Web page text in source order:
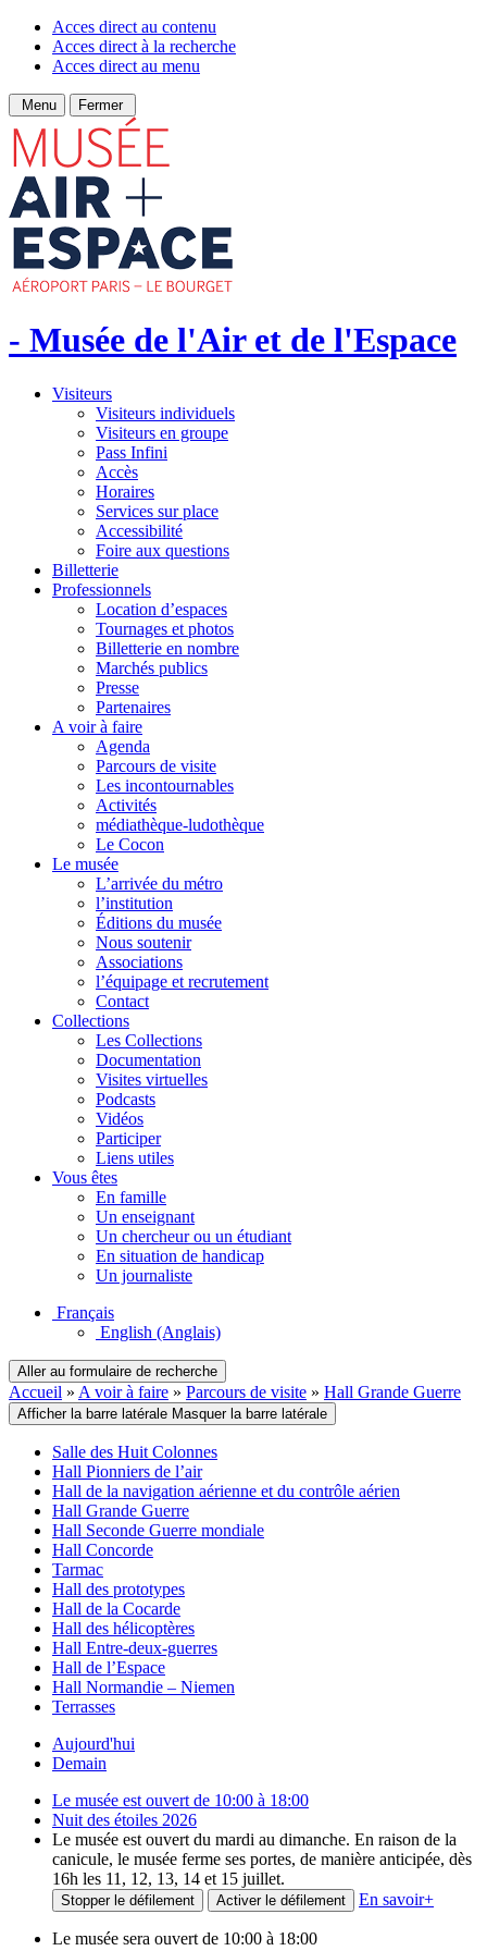
Acces direct au contenu
Acces direct à la recherche
Acces direct au menu
Menu Fermer
- Musée de l'Air et de l'Espace
Visiteurs
Visiteurs individuels
Visiteurs en groupe
Pass Infini
Accès
Horaires
Services sur place
Accessibilité
Foire aux questions
Billetterie
Professionnels
Location d’espaces
Tournages et photos
Billetterie en nombre
Marchés publics
Presse
Partenaires
A voir à faire
Agenda
Parcours de visite
Les incontournables
Activités
médiathèque-ludothèque
Le Cocon
Le musée
L’arrivée du métro
l’institution
Éditions du musée
Nous soutenir
Associations
l’équipage et recrutement
Contact
Collections
Les Collections
Documentation
Visites virtuelles
Podcasts
Vidéos
Participer
Liens utiles
Vous êtes
En famille
Un enseignant
Un chercheur ou un étudiant
En situation de handicap
Un journaliste
Français
English (Anglais)
Aller au formulaire de recherche
Accueil » A voir à faire » Parcours de visite » Hall Grande Guerre
Afficher la barre latérale Masquer la barre latérale
Salle des Huit Colonnes
Hall Pionniers de l’air
Hall de la navigation aérienne et du contrôle aérien
Hall Grande Guerre
Hall Seconde Guerre mondiale
Hall Concorde
Tarmac
Hall des prototypes
Hall de la Cocarde
Hall des hélicoptères
Hall Entre-deux-guerres
Hall de l’Espace
Hall Normandie – Niemen
Terrasses
Aujourd'hui
Demain
Le musée est ouvert de 10:00 à 18:00
Nuit des étoiles 2026
Le musée est ouvert du mardi au dimanche. En raison de la
canicule, le musée ferme ses portes, de manière anticipée, dès
16h les 11, 12, 13, 14 et 15 juillet.
Stopper le défilement Activer le défilement En savoir+
Le musée sera ouvert de 10:00 à 18:00